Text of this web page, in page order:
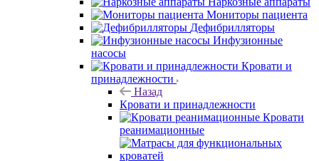
Мониторы пациента
Дефибрилляторы
Инфузионные
насосы
Кровати и
принадлежности
Назад
Кровати и принадлежности
Кровати
реанимационные